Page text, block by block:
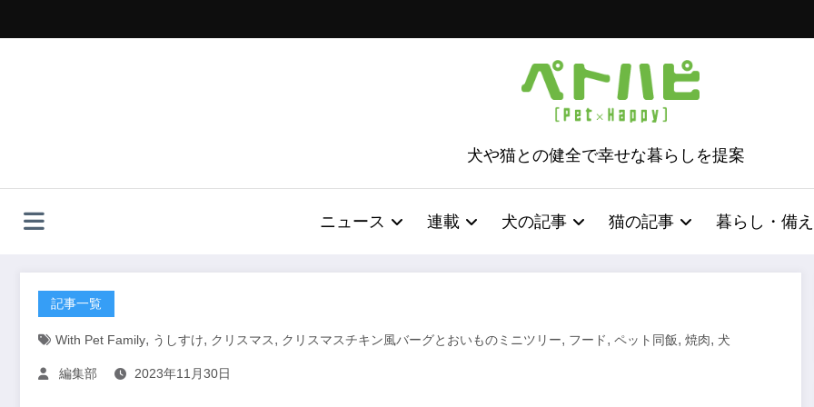
ッ
犬や猫との健全で幸せな暮らしを提案
ニュース 連載 犬の記事 猫の記事 暮らし・備え
記事一覧
With Pet Family, うしすけ, クリスマス, クリスマスチキン風バーグとおいものミニツリー, フード, ペット同飯, 焼肉, 犬
編集部 2023年11月30日